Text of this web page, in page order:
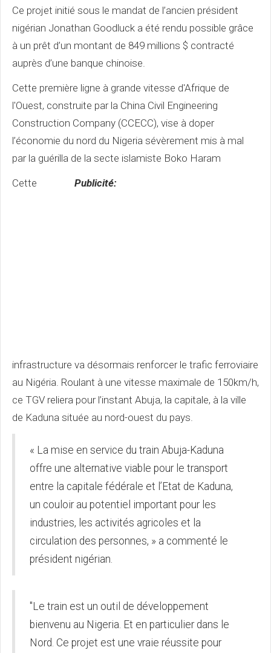
Ce projet initié sous le mandat de l’ancien président
nigérian Jonathan Goodluck a été rendu possible grâce
à un prêt d’un montant de 849 millions $ contracté
auprès d’une banque chinoise.
Cette première ligne à grande vitesse d'Afrique de
l'Ouest, construite par la China Civil Engineering
Construction Company (CCECC), vise à doper
l’économie du nord du Nigeria sévèrement mis à mal
par la guérilla de la secte islamiste Boko Haram
Publicité:
Cette
infrastructure va désormais renforcer le trafic ferroviaire
au Nigéria. Roulant à une vitesse maximale de 150km/h,
ce TGV reliera pour l’instant Abuja, la capitale, à la ville
de Kaduna située au nord-ouest du pays.
« La mise en service du train Abuja-Kaduna
offre une alternative viable pour le transport
entre la capitale fédérale et l’Etat de Kaduna,
un couloir au potentiel important pour les
industries, les activités agricoles et la
circulation des personnes, » a commenté le
président nigérian.
"Le train est un outil de développement
bienvenu au Nigeria. Et en particulier dans le
Nord. Ce projet est une vraie réussite pour